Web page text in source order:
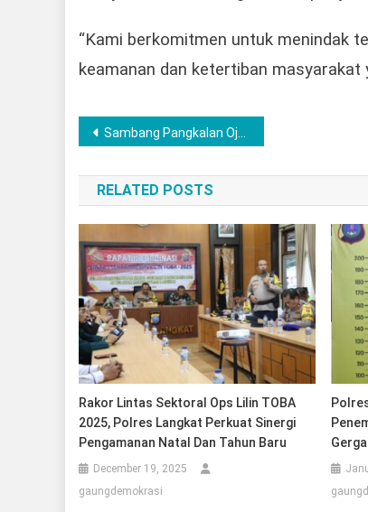
“Kami berkomitmen untuk menindak
keamanan dan ketertiban masyarakat
Post
navigation
Sambang Pangkalan Ojek dan Betor Kasat Lantas Polres Langkat Ajak Komunitas Driver Wujudkan Zero Kecelakaan
RELATED POSTS
Rakor Lintas Sektoral Ops Lilin TOBA
2025, Polres Langkat Perkuat Sinergi
Pengamanan Natal Dan Tahun Baru
December 19, 2025
gaungdemokrasi